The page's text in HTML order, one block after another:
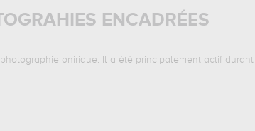
ENCADRÉES
onirique. Il a été principalement actif